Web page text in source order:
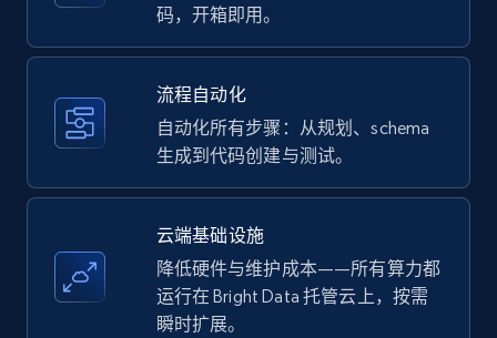
Amazon products - Collects products by
Title, Seller name, Brand, Description, Initial
price, Currency, Availability, Reviews count, and
Amazon products - find products by using
码，开箱即用。
流程自动化
自动化所有步骤：从规划、schema
生成到代码创建与测试。
云端基础设施
降低硬件与维护成本——所有算力都
运行在 Bright Data 托管云上，按需
瞬时扩展。